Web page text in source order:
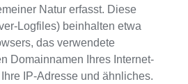
Natur erfasst. Diese
Logfiles) beinhalten etwa
das verwendete
Domainnamen Ihres Internet-
IP-Adresse und ähnliches.